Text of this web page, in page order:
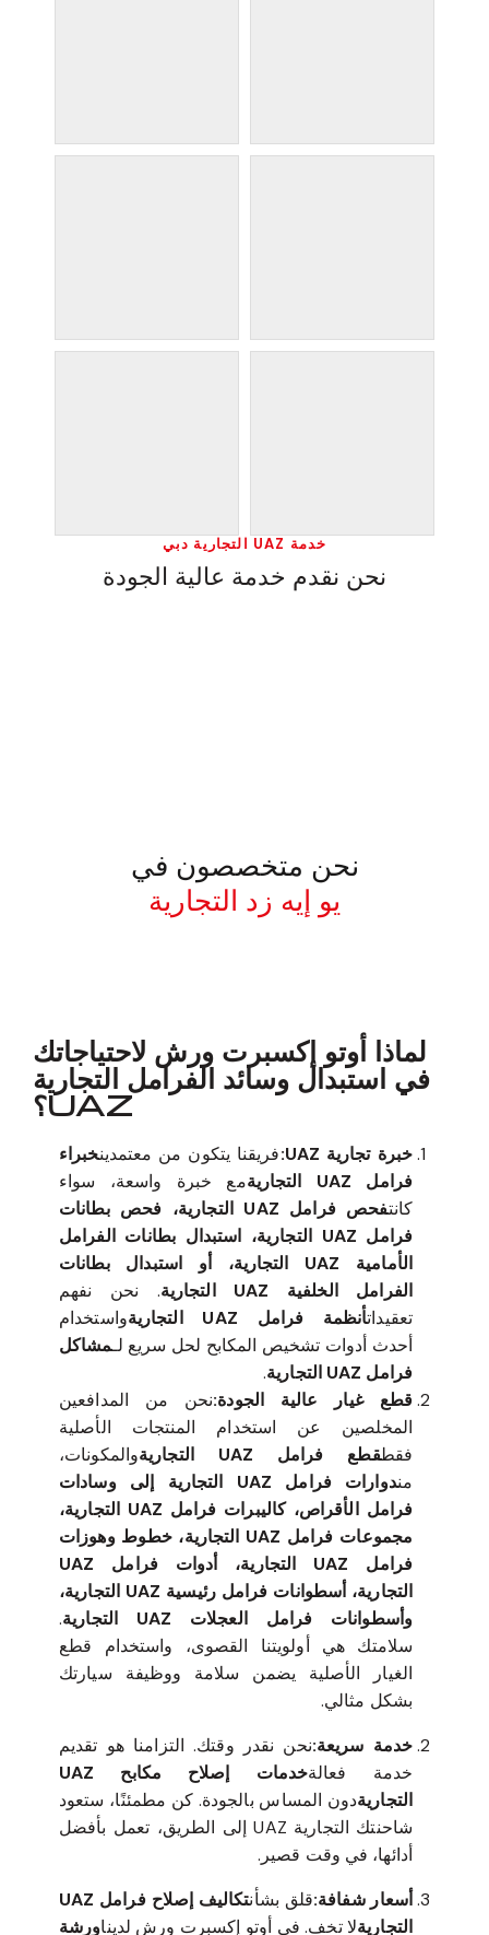
خدمة UAZ التجارية دبي
نحن نقدم خدمة عالية الجودة
نحن متخصصون في
يو إيه زد التجارية
لماذا أوتو إكسبرت ورش لاحتياجاتك
في استبدال وسائد الفرامل التجارية
UAZ؟
خبرة تجارية UAZ: فريقنا يتكون من معتمدينخبراء
فرامل UAZ التجارية
مع خبرة واسعة، سواء
كانت
فحص فرامل UAZ التجارية، فحص بطانات
فرامل UAZ التجارية، استبدال بطانات الفرامل
الأمامية UAZ التجارية، أو استبدال بطانات
الفرامل الخلفية UAZ التجارية
. نحن نفهم
تعقيداتأنظمة فرامل UAZ التجارية
واستخدام
أحدث أدوات تشخيص المكابح لحل سريع لـمشاكل
فرامل UAZ التجارية
.
قطع غيار عالية الجودة:نحن من المدافعين
المخلصين عن استخدام المنتجات الأصلية
فقطقطع فرامل UAZ التجارية
والمكونات،
من
دوارات فرامل UAZ التجارية إلى وسادات
فرامل الأقراص، كاليبرات فرامل UAZ التجارية،
مجموعات فرامل UAZ التجارية، خطوط وهوزات
فرامل UAZ التجارية، أدوات فرامل UAZ
التجارية، أسطوانات فرامل رئيسية UAZ التجارية،
وأسطوانات فرامل العجلات UAZ التجارية
.
سلامتك هي أولويتنا القصوى، واستخدام قطع
الغيار الأصلية يضمن سلامة ووظيفة سيارتك
بشكل مثالي.
خدمة سريعة:نحن نقدر وقتك. التزامنا هو تقديم
خدمة فعالة
خدمات إصلاح مكابح UAZ
التجاريةدون المساس بالجودة. كن مطمئنًا، ستعود
شاحنتك التجارية UAZ إلى الطريق، تعمل بأفضل
أدائها، في وقت قصير.
أسعار شفافة:قلق بشأن
تكاليف إصلاح فرامل UAZ
التجاريةلا تخف. في أوتو إكسبرت ورش لديناورشة